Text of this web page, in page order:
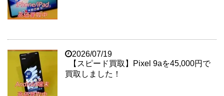
2026/07/19
【スピード買取】Pixel 9aを45,000円で
買取しました！